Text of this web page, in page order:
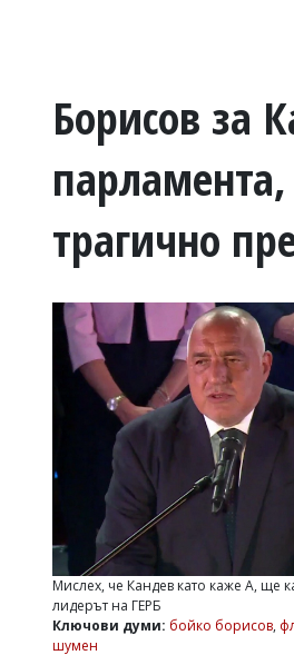
ВОЙНАТА
УКРАЙНА
СПОРТ
РАЗСЛЕДВАНЕ
БИЗНЕС
Управители:
v.vasilev@flagman.bg
k.kassabova@flagman.bg
Главен
редактор:
Борисов за
трагично
Мислех, че Кандев като каже А, ще
лидерът на ГЕРБ
Ключови думи: бойко борисов,
шумен